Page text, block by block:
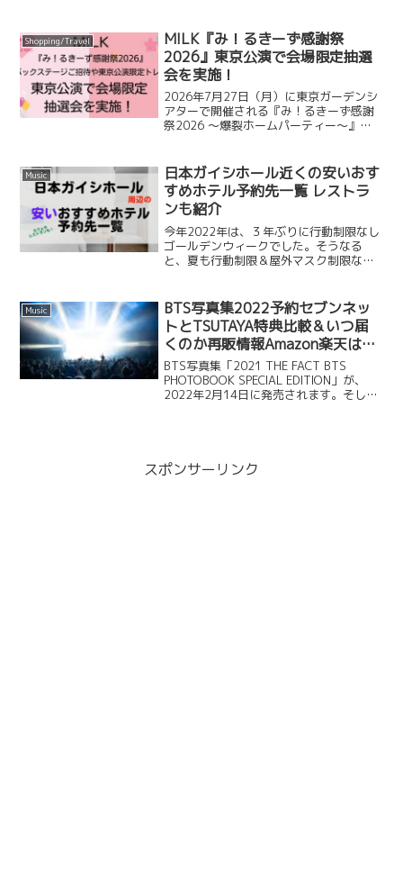
したくなり、お家で手軽にできる美顔器
がお探しの方も多いのでは...
Shopping/Travel
M!LK『み！るきーず感謝祭
2026』東京公演で会場限定抽選
会を実施！
2026年7月27日（月）に東京ガーデンシ
アターで開催される『み！るきーず感謝
祭2026 ～爆裂ホームパーティー～』
ただくと、その場で抽選に参加でき、な
んと！バックステ...
Music
日本ガイシホール近くの安いおす
すめホテル予約先一覧 レストラ
ンも紹介
今年2022年は、３年ぶりに行動制限なし
ゴールデンウィークでした。そうなる
と、夏も行動制限＆屋外マスク制限なし
も多いのではないでしょうか？夏フェス
やアーティスのライブも...
Music
BTS写真集2022予約セブンネッ
トとTSUTAYA特典比較＆いつ届
くのか再販情報Amazon楽天はい
つから？など詳細
BTS写真集「2021 THE FACT BTS
PHOTOBOOK SPECIAL EDITION」が、
2022年2月14日に発売されます。そして
スポンサーリンク